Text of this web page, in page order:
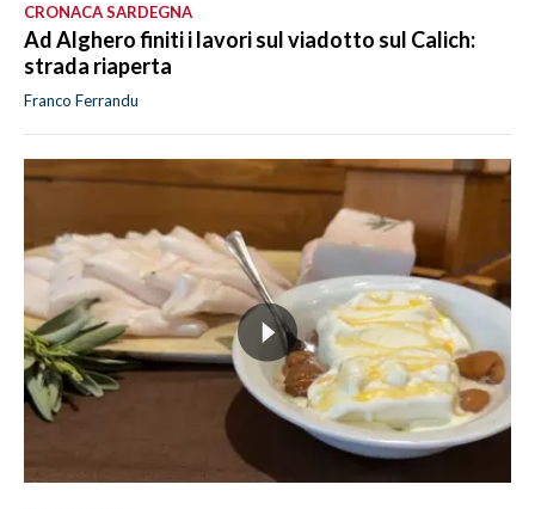
CRONACA SARDEGNA
Ad Alghero finiti i lavori sul viadotto sul Calich:
strada riaperta
Franco Ferrandu